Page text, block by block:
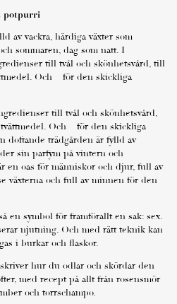
potpurri
av vackra, härdiga växter som
sommaren, dag som natt. I
till tvål och skönhetsvård, till
Och – för den skickliga
till tvål och skönhetsvård,
Och – för den skickliga
doftande trädgården är fylld av
sin parfym på vintern och
en oas för människor och djur, full av
växterna och full av minnen för den
en symbol för framförallt en sak: sex.
njutning. Och med rätt teknik kan
i burkar och flaskor.
hur du odlar och skördar den
med recept på allt från rosensmör
och torrschampo.